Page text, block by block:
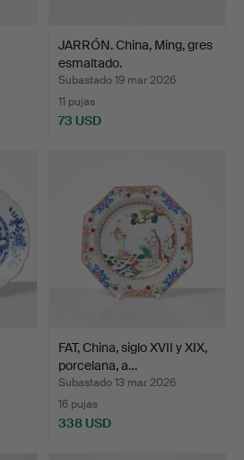
JARRÓN. China, Ming, gres
esmaltado.
Subastado 19 mar 2026
11 pujas
73 USD
FAT, China, siglo XVII y XIX,
porcelana, a…
Subastado 13 mar 2026
16 pujas
338 USD